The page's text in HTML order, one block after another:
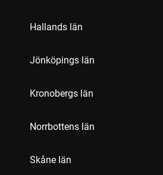
Hallands län
Jönköpings län
Kronobergs län
Norrbottens län
Skåne län